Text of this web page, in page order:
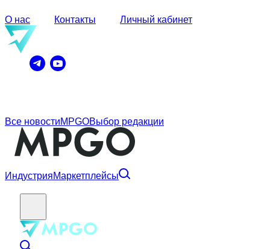
О нас Контакты Личный кабинет
Все новостиMPGOВыбор редакции
ИндустрияМаркетплейсы